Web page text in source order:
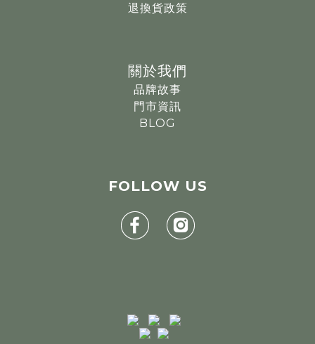
退換貨政策
關於我們
品牌故事
門市資訊
BLOG
FOLLOW US